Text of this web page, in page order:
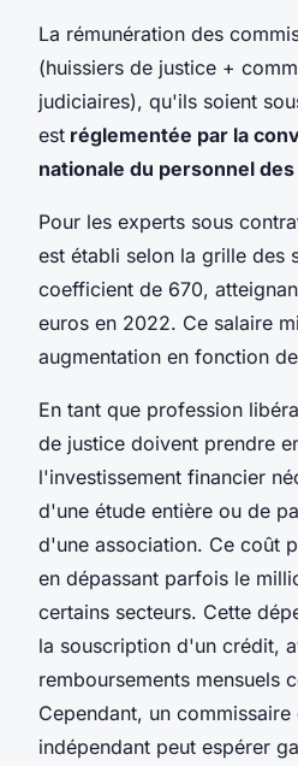
La rémunération des
(huissiers de justice +
judiciaires), qu'ils soient
est réglementée par la
nationale du personnel
Pour les experts sous
est établi selon la grille des
coefficient de 670,
euros en 2022. Ce salaire
augmentation en fonction
En tant que profession
de justice doivent prendre
l'investissement financier
d'une étude entière ou de
d'une association. Ce coût
en dépassant parfois le
certains secteurs. Cette
la souscription d'un crédit,
remboursements mensuels
Cependant, un commissaire
indépendant peut espérer